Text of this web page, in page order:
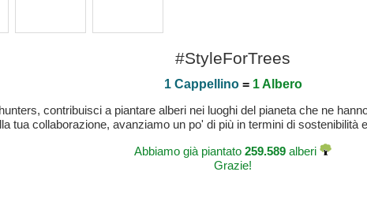
#StyleForTrees
1 Cappellino= 1 Albero
contribuisci a piantare alberi nei luoghi del pianeta che ne
tua collaborazione, avanziamo un po' di più in termini di sostenibilità
Abbiamo già piantato 259.589 alberi
Grazie!